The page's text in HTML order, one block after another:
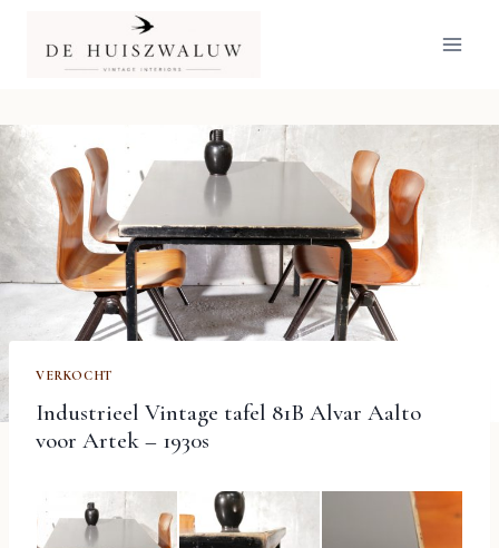
inhoud
VERKOCHT
Industrieel Vintage tafel 81B Alvar Aalto
voor Artek – 1930s